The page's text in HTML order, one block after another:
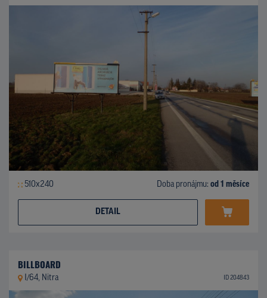
510x240 Doba pronájmu: od 1 měsíce
DETAIL
BILLBOARD
I/64, Nitra ID 204843